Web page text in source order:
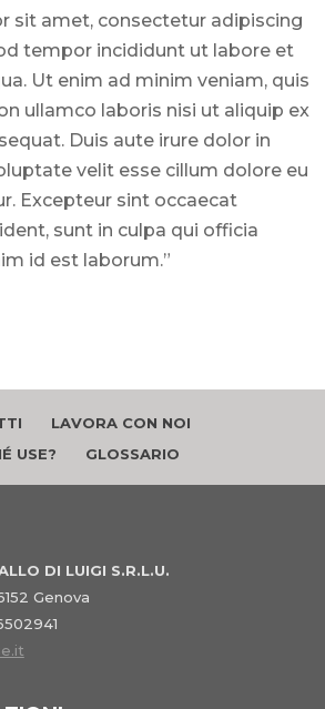
sit amet, consectetur adipiscing
tempor incididunt ut labore et
Ut enim ad minim veniam, quis
ullamco laboris nisi ut aliquip ex
Duis aute irure dolor in
velit esse cillum dolore eu
Excepteur sint occaecat
sunt in culpa qui officia
id est laborum.”
LAVORA CON NOI
USE?
GLOSSARIO
DI LUIGI S.R.L.U.
Genova